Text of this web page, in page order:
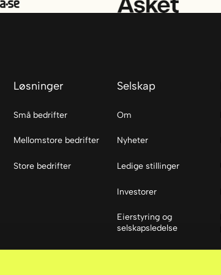
Løsninger
Små bedrifter
Mellomstore bedrifter
Store bedrifter
Selskap
Om
Nyheter
Ledige stillinger
Investorer
Eierstyring og
selskapsledelse